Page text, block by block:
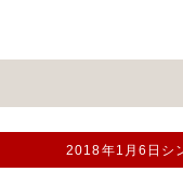
2018年1月6日シ